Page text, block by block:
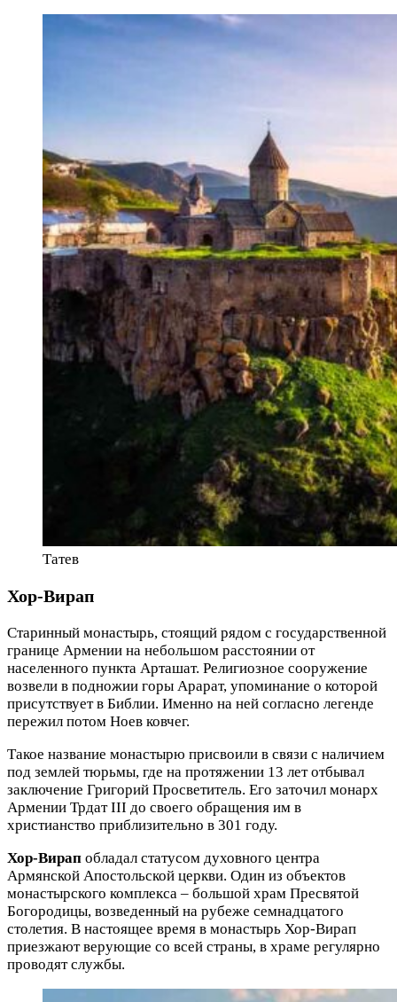
Татев
Хор-Вирап
Старинный монастырь, стоящий рядом с государственной
границе Армении на небольшом расстоянии от
населенного пункта Арташат. Религиозное сооружение
возвели в подножии горы Арарат, упоминание о которой
присутствует в Библии. Именно на ней согласно легенде
пережил потом Ноев ковчег.
Такое название монастырю присвоили в связи с наличием
под землей тюрьмы, где на протяжении 13 лет отбывал
заключение Григорий Просветитель. Его заточил монарх
Армении Трдат III до своего обращения им в
христианство приблизительно в 301 году.
Хор-Вирап обладал статусом духовного центра
Армянской Апостольской церкви. Один из объектов
монастырского комплекса – большой храм Пресвятой
Богородицы, возведенный на рубеже семнадцатого
столетия. В настоящее время в монастырь Хор‑Вирап
приезжают верующие со всей страны, в храме регулярно
проводят службы.